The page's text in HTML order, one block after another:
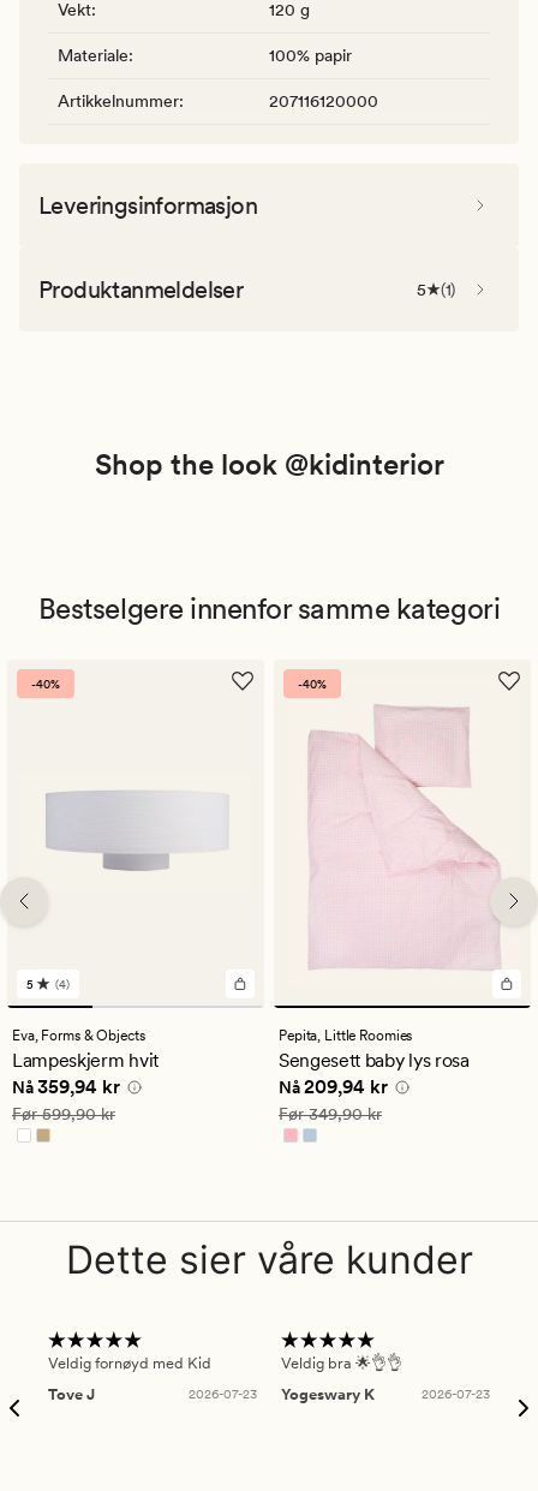
Vekt: 120 g
Materiale: 100% papir
Artikkelnummer: 207116120000
Leveringsinformasjon
Produktanmeldelser 5 (1)
Shop the look @kidinterior
Bestselgere innenfor samme kategori
-40%
4
anmeldelser
med
en
gjennomsnittlig
vurdering
på
5
5 (4)
Eva, Forms & Objects
Lampeskjerm hvit
Nåværende pris
Nå359,94 kr
Vanlig pris 599,90 kr
Før599,90 kr
-40%
Pepita, Little Roomies
Sengesett baby lys rosa
Nåværende pris
Nå209,94 kr
Vanlig pris 349,90 kr
Før349,90 kr
Dette sier våre kunder
Veldig fornøyd med Kid
Tove J
2026-07-23
Veldig bra 🌟👌👌
Yogeswary K
2026-07-23